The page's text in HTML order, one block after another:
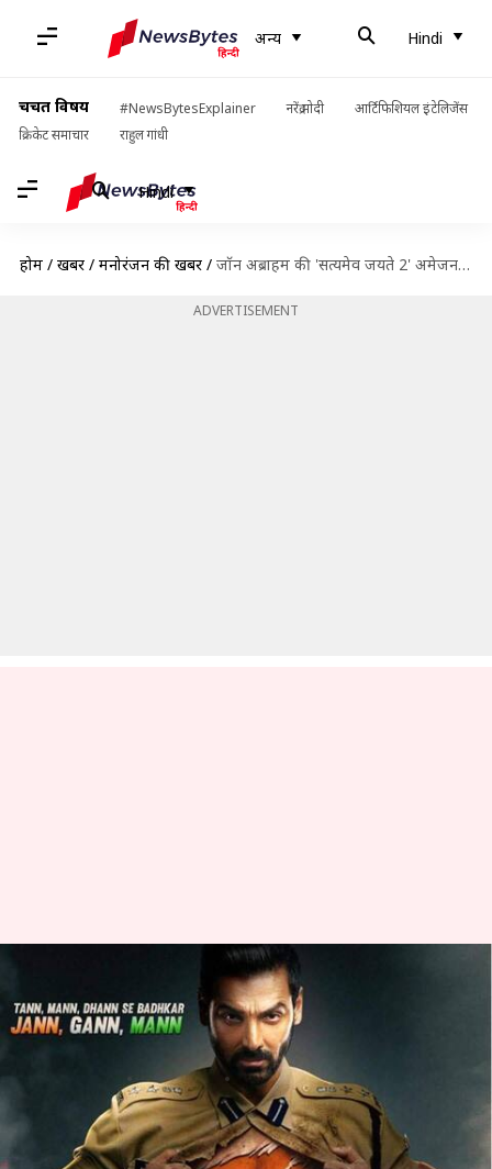
अन्य Hindi
चर्चित विषय #NewsBytesExplainer नरेंद्र मोदी
आर्टिफिशियल इंटेलिजेंस
क्रिकेट समाचार
राहुल गांधी
Hindi
होम / खबरें / मनोरंजन की खबरें / जॉन अब्राहम की 'सत्यमेव जयते 2' अमेजन प्राइम पर 24 दिसंबर को आएगी
ADVERTISEMENT
जॉन अब्राहम की 'सत्यमेव जयते 2'
अमेजन प्राइम पर 24 दिसंबर को
आएगी
Dec 18, 2021 02:27 pm
क्या है खबर?